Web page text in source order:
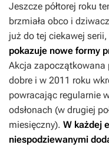
Jeszcze półtorej roku
brzmiała obco i
już do tej ciekawej
pokazuje nowe formy
Akcja zapoczątkowana
dobre i w 2011 roku
powracając regularnie
odsłonach (w drugiej
miesięczny). W każdej
niespodziewanymi